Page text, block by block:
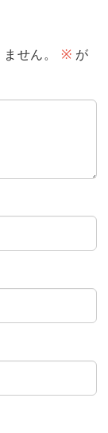
せん。 ※ が